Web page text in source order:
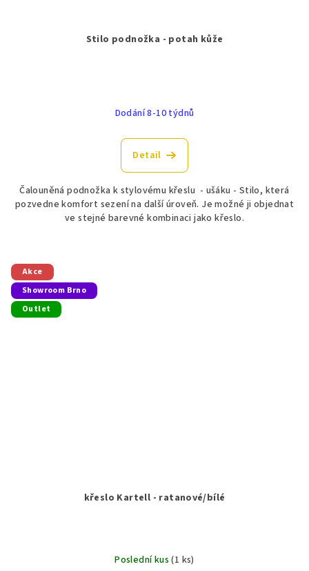
Stilo podnožka - potah kůže
Dodání 8-10 týdnů
Detail
Čalouněná podnožka k stylovému křeslu - ušáku - Stilo, která
pozvedne komfort sezení na další úroveň. Je možné ji objednat
ve stejné barevné kombinaci jako křeslo.
Akce
Showroom Brno
Outlet
křeslo Kartell - ratanové/bílé
Poslední kus(1 ks)